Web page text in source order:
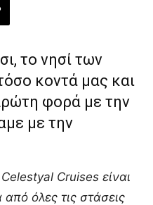
το νησί των
κοντά μας και
φορά με την
με την
Cruises είναι
όλες τις στάσεις